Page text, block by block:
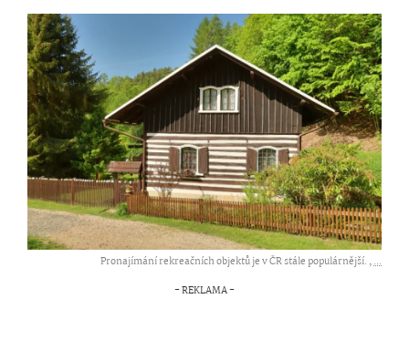
Pronajímání rekreačních objektů je v ČR stále populárnější. ,...